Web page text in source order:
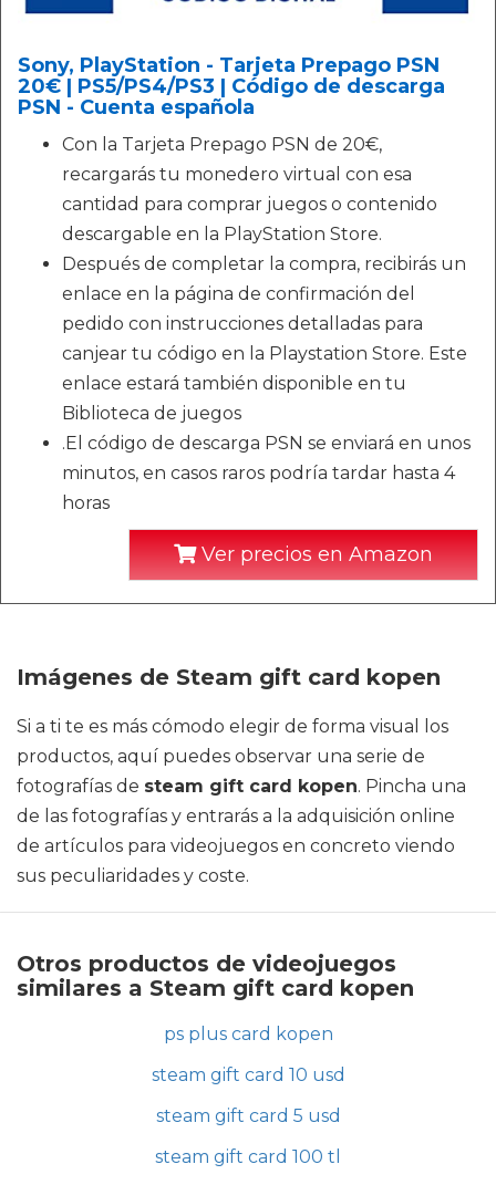
Sony, PlayStation - Tarjeta Prepago PSN
20€ | PS5/PS4/PS3 | Código de descarga
PSN - Cuenta española
Con la Tarjeta Prepago PSN de 20€,
recargarás tu monedero virtual con esa
cantidad para comprar juegos o contenido
descargable en la PlayStation Store.
Después de completar la compra, recibirás un
enlace en la página de confirmación del
pedido con instrucciones detalladas para
canjear tu código en la Playstation Store. Este
enlace estará también disponible en tu
Biblioteca de juegos
.El código de descarga PSN se enviará en unos
minutos, en casos raros podría tardar hasta 4
horas
Ver precios en Amazon
Imágenes de Steam gift card kopen
Si a ti te es más cómodo elegir de forma visual los
productos, aquí puedes observar una serie de
fotografías de steam gift card kopen. Pincha una
de las fotografías y entrarás a la adquisición online
de artículos para videojuegos en concreto viendo
sus peculiaridades y coste.
Otros productos de videojuegos
similares a Steam gift card kopen
ps plus card kopen
steam gift card 10 usd
steam gift card 5 usd
steam gift card 100 tl